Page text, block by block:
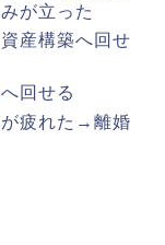
が立った
産構築へ回せ
回せる
が疲れた→離婚